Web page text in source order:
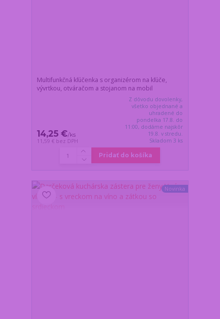
Multifunkčná kľúčenka s organizérom na kľúče,
vývrtkou, otváračom a stojanom na mobil
14,25 €/ks
11,59 € bez DPH
Z dôvodu dovolenky,
všetko objednané a
uhradené do
pondelka 17.8. do
11:00, dodáme najskôr
19.8. v stredu.
Skladom 3 ks
Pridať do košíka
Novinka